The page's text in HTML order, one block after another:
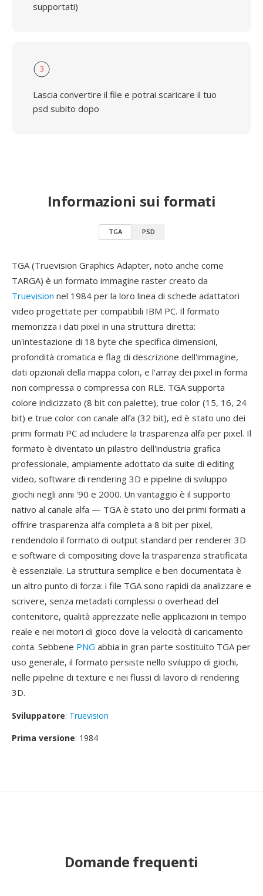
supportati)
3
Lascia convertire il file e potrai scaricare il tuo
psd subito dopo
Informazioni sui formati
TGA PSD
TGA (Truevision Graphics Adapter, noto anche come
TARGA) è un formato immagine raster creato da
Truevision nel 1984 per la loro linea di schede adattatori
video progettate per compatibili IBM PC. Il formato
memorizza i dati pixel in una struttura diretta:
un'intestazione di 18 byte che specifica dimensioni,
profondità cromatica e flag di descrizione dell'immagine,
dati opzionali della mappa colori, e l'array dei pixel in forma
non compressa o compressa con RLE. TGA supporta
colore indicizzato (8 bit con palette), true color (15, 16, 24
bit) e true color con canale alfa (32 bit), ed è stato uno dei
primi formati PC ad includere la trasparenza alfa per pixel. Il
formato è diventato un pilastro dell'industria grafica
professionale, ampiamente adottato da suite di editing
video, software di rendering 3D e pipeline di sviluppo
giochi negli anni '90 e 2000. Un vantaggio è il supporto
nativo al canale alfa — TGA è stato uno dei primi formati a
offrire trasparenza alfa completa a 8 bit per pixel,
rendendolo il formato di output standard per renderer 3D
e software di compositing dove la trasparenza stratificata
è essenziale. La struttura semplice e ben documentata è
un altro punto di forza: i file TGA sono rapidi da analizzare e
scrivere, senza metadati complessi o overhead del
contenitore, qualità apprezzate nelle applicazioni in tempo
reale e nei motori di gioco dove la velocità di caricamento
conta. Sebbene PNG abbia in gran parte sostituito TGA per
uso generale, il formato persiste nello sviluppo di giochi,
nelle pipeline di texture e nei flussi di lavoro di rendering
3D.
Sviluppatore: Truevision
Prima versione: 1984
Domande frequenti